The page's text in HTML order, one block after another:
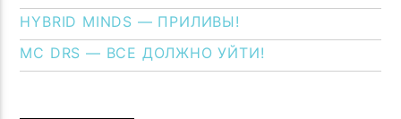
HYBRID MINDS — ПРИЛИВЫ!
MC DRS — ВСЕ ДОЛЖНО УЙТИ!